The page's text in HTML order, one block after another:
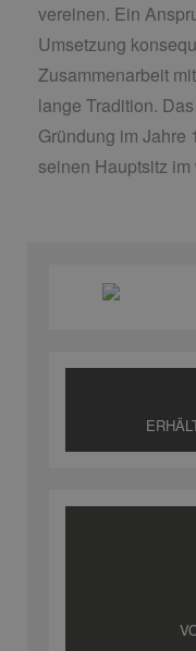
vereinen. Ein
Umsetzung
Zusammenarbeit
lange Tradition.
Gründung im Jahre
seinen Hauptsitz